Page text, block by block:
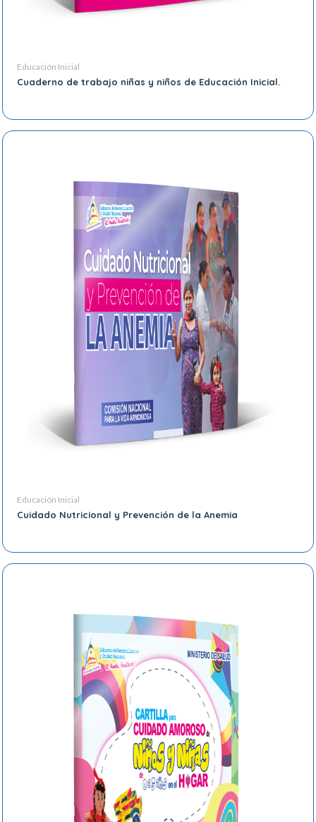
Educación Inicial
Cuaderno de trabajo niñas y niños de Educación Inicial.
Educación Inicial
Cuidado Nutricional y Prevención de la Anemia